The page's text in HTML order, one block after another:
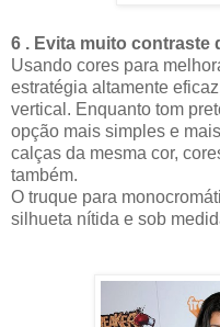
6 . Evita muito contraste
Usando cores para
estratégia altamente
vertical. Enquanto tom
opção mais simples e
calças da mesma cor,
também.
O truque para
silhueta nítida e sob